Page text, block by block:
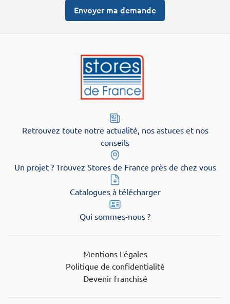
Envoyer ma demande
Retrouvez toute notre actualité, nos astuces et nos
conseils
Un projet ? Trouvez Stores de France près de chez vous
Catalogues à télécharger
Qui sommes-nous ?
Mentions Légales
Politique de confidentialité
Devenir franchisé